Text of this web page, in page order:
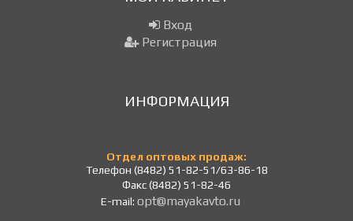
Вход
Регистрация
ИНФОРМАЦИЯ
Отдел оптовых продаж:
Телефон (8482) 51-82-51/63-86-18
Факс (8482) 51-82-46
E-mail: opt@mayakavto.ru